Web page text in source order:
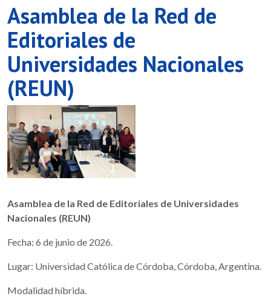
Asamblea de la Red de
Editoriales de
Universidades Nacionales
(REUN)
Asamblea de la Red de Editoriales de Universidades
Nacionales (REUN)
Fecha: 6 de junio de 2026.
Lugar: Universidad Católica de Córdoba, Córdoba, Argentina.
Modalidad híbrida.